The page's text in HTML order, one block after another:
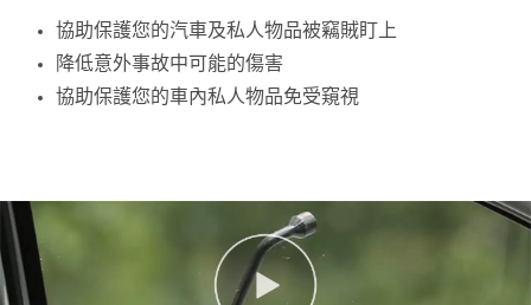
協助保護您的汽車及私人物品被竊賊盯上
降低意外事故中可能的傷害
協助保護您的車內私人物品免受窺視